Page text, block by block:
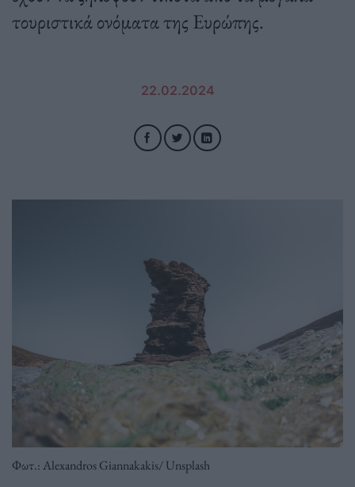
τουριστικά ονόματα της Ευρώπης.
22.02.2024
Φωτ.: Alexandros Giannakakis/ Unsplash